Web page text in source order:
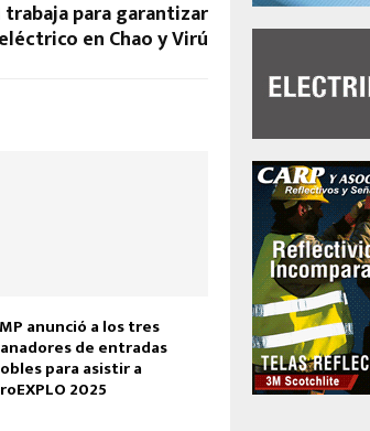
trabaja para garantizar
en Chao y Virú
anunció a los tres
de entradas
para asistir a
2025